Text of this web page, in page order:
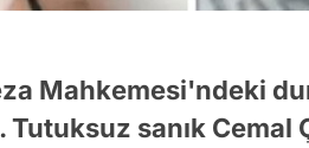
Mahkemesi'ndeki
sanık Cemal